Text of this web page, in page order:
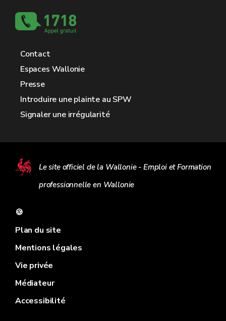
Contact
Espaces Wallonie
Presse
Introduire une plainte au SPW
Signaler une irrégularité
Le site officiel de la Wallonie - Emploi et Formation
professionnelle en Wallonie
🍪
Plan du site
Mentions légales
Vie privée
Médiateur
Accessibilité